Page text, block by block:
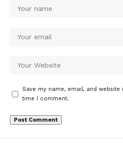
Save my name, email, and
time I comment.